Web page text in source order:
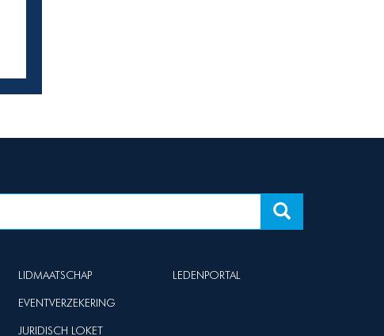
LIDMAATSCHAP
EVENTVERZEKERING
JURIDISCH LOKET
LEDENPORTAL